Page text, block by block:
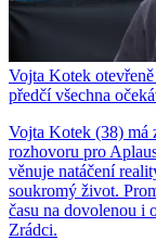
Vojta Kotek
předčí všechna
Vojta Kotek (38) má
rozhovoru pro
věnuje natáčení
soukromý život.
času na dovolenou i
Zrádci.